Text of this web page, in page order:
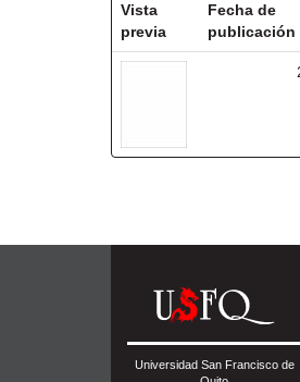
Vista
previa
Fecha de
publicación
Universidad San Francisco de